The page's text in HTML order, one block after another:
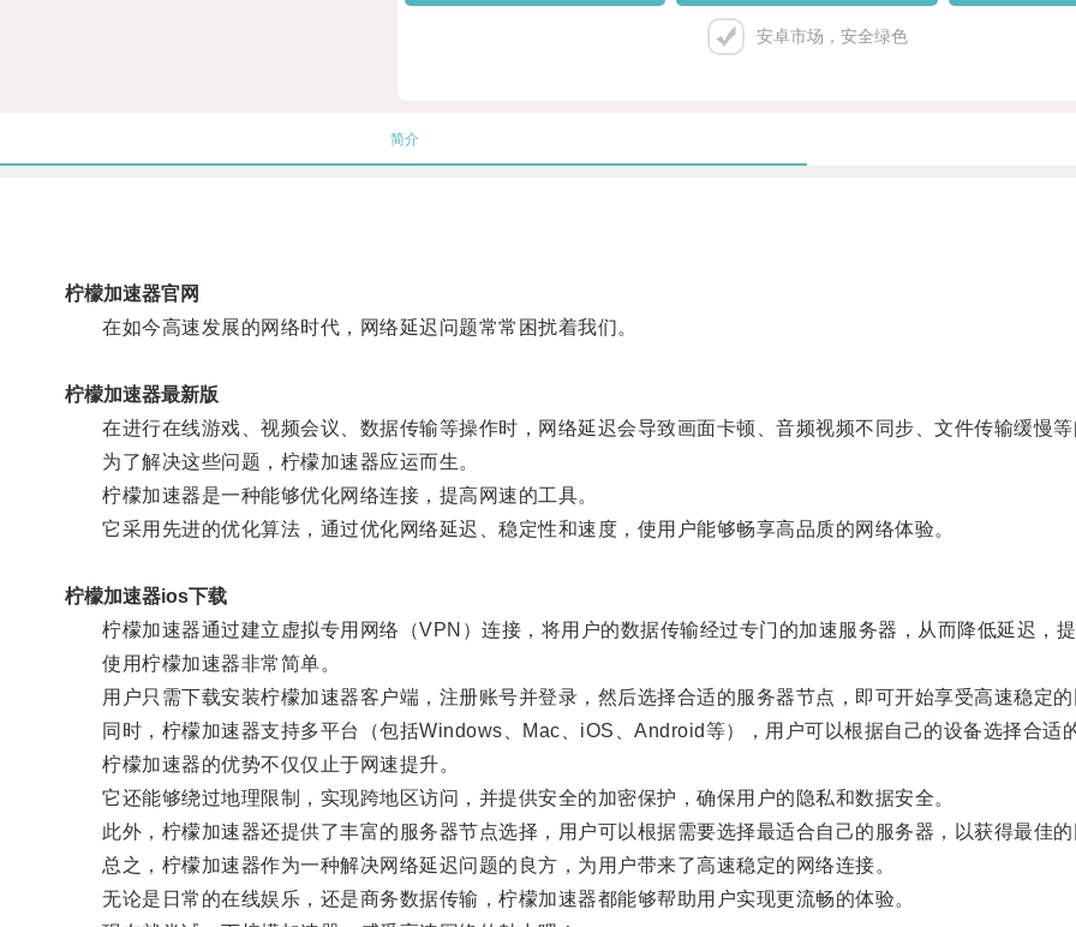
安卓市场，安全绿色
简介
柠檬加速器官网
在如今高速发展的网络时代，网络延迟问题常常困扰着我们。
柠檬加速器最新版
在进行在线游戏、视频会议、数据传输等操作时，网络延迟会导致画面卡顿、音频视频不同步、文件传输缓慢等
为了解决这些问题，柠檬加速器应运而生。
柠檬加速器是一种能够优化网络连接，提高网速的工具。
它采用先进的优化算法，通过优化网络延迟、稳定性和速度，使用户能够畅享高品质的网络体验。
柠檬加速器ios下载
柠檬加速器通过建立虚拟专用网络（VPN）连接，将用户的数据传输经过专门的加速服务器，从而降低延迟，提
使用柠檬加速器非常简单。
用户只需下载安装柠檬加速器客户端，注册账号并登录，然后选择合适的服务器节点，即可开始享受高速稳定的
同时，柠檬加速器支持多平台（包括Windows、Mac、iOS、Android等），用户可以根据自己的设备选择合适的
柠檬加速器的优势不仅仅止于网速提升。
它还能够绕过地理限制，实现跨地区访问，并提供安全的加密保护，确保用户的隐私和数据安全。
此外，柠檬加速器还提供了丰富的服务器节点选择，用户可以根据需要选择最适合自己的服务器，以获得最佳的
总之，柠檬加速器作为一种解决网络延迟问题的良方，为用户带来了高速稳定的网络连接。
无论是日常的在线娱乐，还是商务数据传输，柠檬加速器都能够帮助用户实现更流畅的体验。